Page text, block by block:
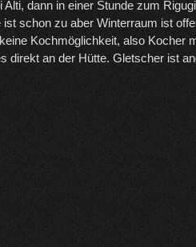
Alti, dann in einer Stunde zum
ist schon zu aber Winterraum ist
Kochmöglichkeit, also Kocher
direkt an der Hütte. Gletscher ist